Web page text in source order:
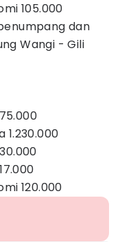
105.000
dan
Wangi - Gili
1.230.000
120.000